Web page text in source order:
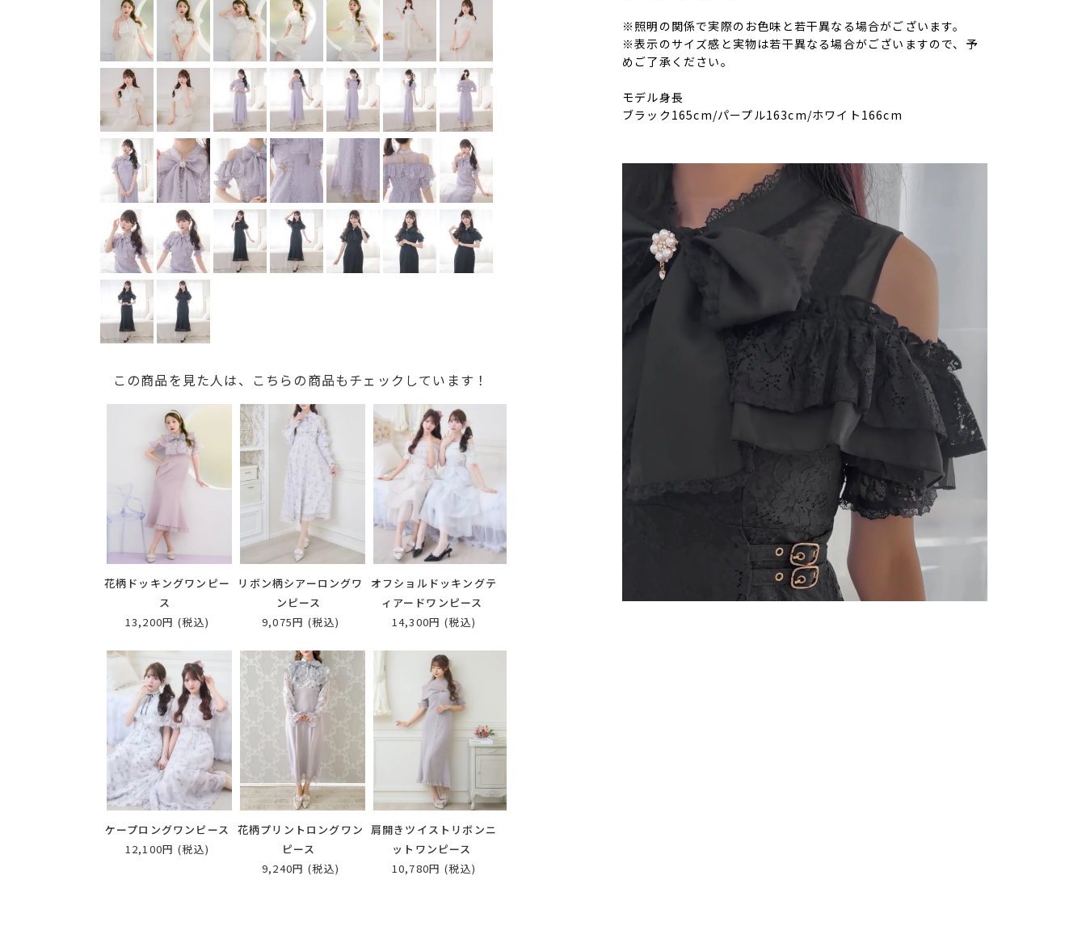
この商品を見た人は、こちらの商品もチェックしています！
花柄ドッキングワンピー
ス
13,200円 (税込)
リボン柄シアーロングワ
ンピース
9,075円 (税込)
オフショルドッキングテ
ィアードワンピース
14,300円 (税込)
ケープロングワンピース
12,100円 (税込)
花柄プリントロングワン
ピース
9,240円 (税込)
肩開きツイストリボンニ
ットワンピース
10,780円 (税込)
※照明の関係で実際のお色味と若干異なる場合がございます。
※表示のサイズ感と実物は若干異なる場合がございますので、予
めご了承ください。
モデル身長
ブラック165cm/パープル163cm/ホワイト166cm